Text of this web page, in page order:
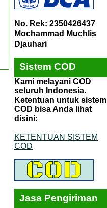
No. Rek: 2350426437
Mochammad Muchlis
Djauhari
Sistem COD
Kami melayani COD
seluruh Indonesia.
Ketentuan untuk sistem
COD bisa Anda lihat
disini:
KETENTUAN SISTEM
COD
Jasa Pengiriman